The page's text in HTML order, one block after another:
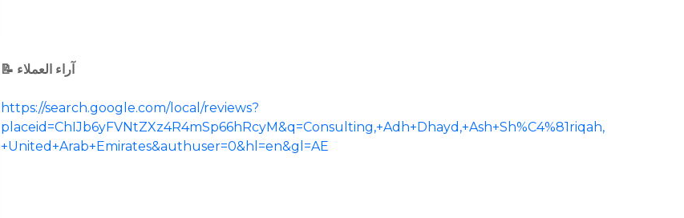
📝 آراء العملاء
https://search.google.com/local/reviews?
placeid=ChIJb6yFVNtZXz4R4mSp66hRcyM&q=Consulting,+Adh+Dhayd,+Ash+Sh%C4%81riqah,
+United+Arab+Emirates&authuser=0&hl=en&gl=AE